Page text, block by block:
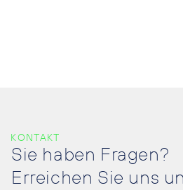
KONTAKT
Sie haben Fragen?
Erreichen Sie uns